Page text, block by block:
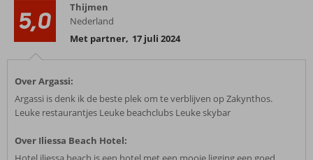
5,0
Thijmen
Nederland
Met partner, 17 juli 2024
Over Argassi:
Argassi is denk ik de beste plek om te verblijven op Zakynthos.
Leuke restaurantjes Leuke beachclubs Leuke skybar
Over Iliessa Beach Hotel: